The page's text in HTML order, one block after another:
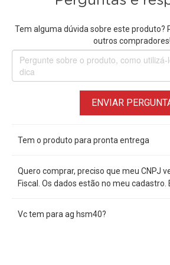
Tem alguma dúvida sobre este produto?
outros compradores!
ENVIAR
Tem o produto para pronta entrega
Quero comprar, preciso que meu CNPJ
Fiscal. Os dados estão no meu cadastro.
Vc tem para ag hsm40?